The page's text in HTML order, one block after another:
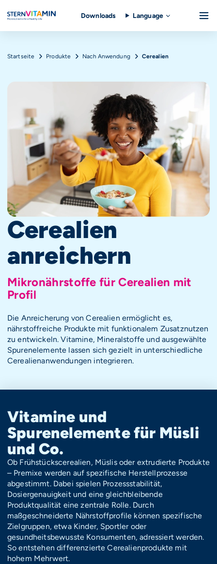
Downloads Language
Pfadnavigation
Startseite Produkte Nach Anwendung Cerealien
Cerealien
anreichern
Mikronährstoffe für Cerealien mit
Profil
Die Anreicherung von Cerealien ermöglicht es,
nährstoffreiche Produkte mit funktionalem Zusatznutzen
zu entwickeln. Vitamine, Mineralstoffe und ausgewählte
Spurenelemente lassen sich gezielt in unterschiedliche
Cerealienanwendungen integrieren.
Vitamine und
Spurenelemente für Müsli
und Co.
Ob Frühstückscerealien, Müslis oder extrudierte Produkte
– Premixe werden auf spezifische Herstellprozesse
abgestimmt. Dabei spielen Prozessstabilität,
Dosiergenauigkeit und eine gleichbleibende
Produktqualität eine zentrale Rolle. Durch
maßgeschneiderte Nährstoffprofile können spezifische
Zielgruppen, etwa Kinder, Sportler oder
gesundheitsbewusste Konsumenten, adressiert werden.
So entstehen differenzierte Cerealienprodukte mit
hohem Mehrwert.